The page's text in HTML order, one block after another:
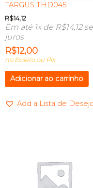
TARGUS THD045
R$14,12
Em até 1x de R$14,12
juros
R$12,00
no Boleto ou Pix
Adicionar ao carrinho
Add a Lista de